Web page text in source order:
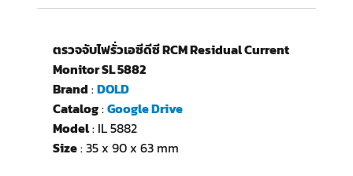
ตรวจจับไฟรั่วเอซีดีซี RCM Residual Current
Monitor SL 5882
Brand :DOLD
Catalog:Google Drive
Model: IL 5882
Size: 35 x 90 x 63 mm